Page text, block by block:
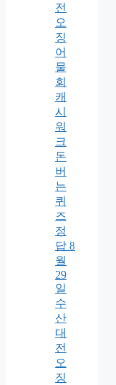
전
오
징
어
물
회
캐
시
워
크
돈
버
는
퀴
즈
정
답 8
월
29
일
수
산
대
전
오
징